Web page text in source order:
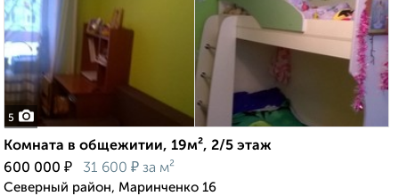
5
Комната в общежитии, 19м², 2/5 этаж
600 000 ₽ 31 600 ₽ за м²
Северный район, Маринченко 16